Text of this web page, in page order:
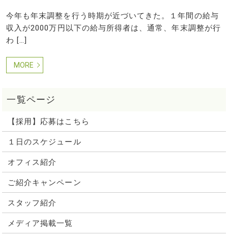
今年も年末調整を行う時期が近づいてきた。１年間の給与
収入が2000万円以下の給与所得者は、通常、年末調整が行
わ […]
MORE
【採用】応募はこちら
１日のスケジュール
オフィス紹介
ご紹介キャンペーン
スタッフ紹介
メディア掲載一覧